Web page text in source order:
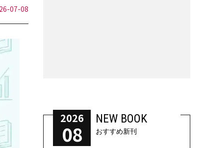
07-08
2026
08
NEW BOOK
おすすめ新刊